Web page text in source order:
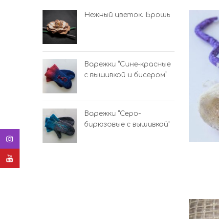
Нежный цветок. Брошь
Варежки “Сине-красные
с вышивкой и бисером”
Варежки “Серо-
бирюзовые с вышивкой”